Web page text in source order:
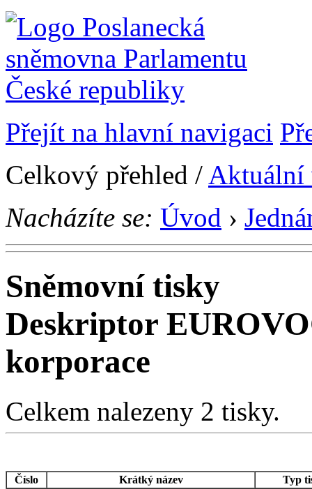
Přejít na hlavní navigaci
Celkový přehled / Aktuální
Nacházíte se: Úvod ›
Sněmovní tisky
Deskriptor
korporace
Celkem nalezeny 2 tisky.
Číslo Krátký název
Typ